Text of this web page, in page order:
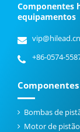
Componentes
equipamentos
vip@hilead.cn
+86-0574-
Bombas de
Motor de